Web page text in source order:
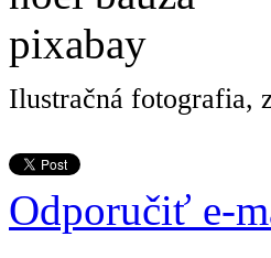
Ilustračná fotografia,
Odporučiť e-